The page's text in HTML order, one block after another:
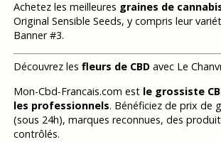
Achetez les meilleures graines de
Original Sensible Seeds, y compris leur
Banner #3.
Découvrez les fleurs de CBDavec Le
Mon-Cbd-Francais.com est le grossiste
les professionnels. Bénéficiez de prix de
(sous 24h), marques reconnues, des
contrôlés.